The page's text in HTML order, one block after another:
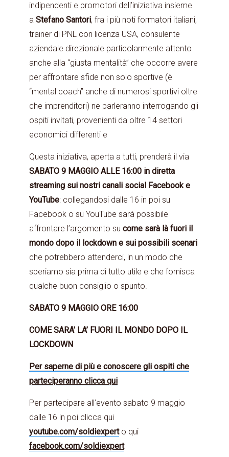
indipendenti e promotori dell’iniziativa insieme
a Stefano Santori, fra i più noti formatori italiani,
trainer di PNL con licenza USA, consulente
aziendale direzionale particolarmente attento
anche alla “giusta mentalità” che occorre avere
per affrontare sfide non solo sportive (è
“mental coach” anche di numerosi sportivi oltre
che imprenditori) ne parleranno interrogando gli
ospiti invitati, provenienti da oltre 14 settori
economici differenti e
Questa iniziativa, aperta a tutti, prenderà il via
SABATO 9 MAGGIO ALLE 16:00 in diretta
streaming sui nostri canali social Facebook e
YouTube: collegandosi dalle 16 in poi su
Facebook o su YouTube sarà possibile
affrontare l’argomento su come sarà là fuori il
mondo dopo il lockdown e sui possibili scenari
che potrebbero attenderci, in un modo che
speriamo sia prima di tutto utile e che fornisca
qualche buon consiglio o spunto.
SABATO 9 MAGGIO ORE 16:00
COME SARA’ LA’ FUORI IL MONDO DOPO IL
LOCKDOWN
Per saperne di più e conoscere gli ospiti che
parteciperanno clicca qui
Per partecipare all’evento sabato 9 maggio
dalle 16 in poi clicca qui
youtube.com/soldiexperto qui
facebook.com/soldiexpert